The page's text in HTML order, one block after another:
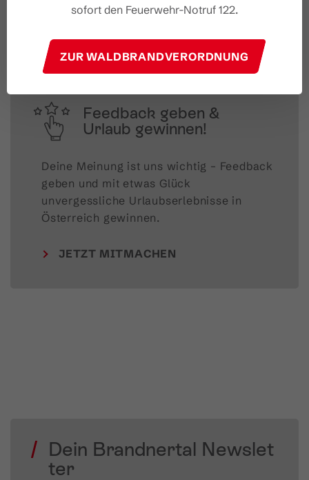
Feedback geben &
Urlaub gewinnen!
Deine Meinung ist uns wichtig – Feedback
geben und mit etwas Glück
unvergessliche Urlaubserlebnisse in
Österreich gewinnen.
JETZT MITMACHEN
Dein Brandnertal Newslet
ter
sofort den Feuerwehr-Notruf 122.
ZUR WALDBRANDVERORDNUNG